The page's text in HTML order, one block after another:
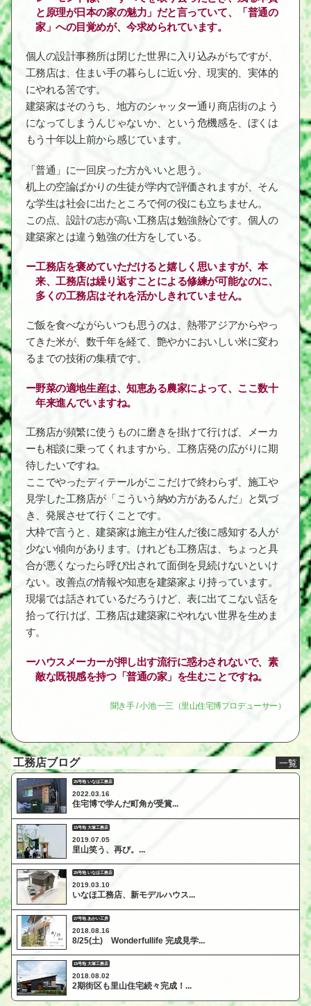
と原理が日本の家の魅力」だと言っていて、「普通の
家」への目覚めが、今求められています。
個人の設計事務所は閉じた世界に入り込みがちですが、
工務店は、住まい手の暮らしに近い分、現実的、実体的
にやれる筈です。
建築家はそのうち、地方のシャッター通り商店街のよう
になってしまうんじゃないか、という危機感を、ぼくは
もう十年以上前から感じています。
「普通」に一回戻った方がいいと思う。
机上の空論ばかりの生徒が学内で評価されますが、そん
な学生は社会に出たところで何の役にも立ちません。
この点、設計の志が高い工務店は勉強熱心です。個人の
建築家とは違う勉強の仕方をしている。
工務店を褒めていただけると嬉しく思いますが、本
来、工務店は繰り返すことによる修練が可能なのに、
多くの工務店はそれを活かしきれていません。
ご飯を食べながらいつも思うのは、熱帯アジアからやっ
てきた米が、数千年を経て、艶やかにおいしい米に変わ
るまでの技術の集積です。
野菜の適地生産は、知恵ある農家によって、ここ数十
年来進んでいますね。
工務店が頻繁に使うものに磨きを掛けて行けば、メーカ
ーも相談に乗ってくれますから、工務店発の広がりに期
待したいですね。
ここでやったディテールがここだけで終わらず、施工や
見学した工務店が「こういう納め方があるんだ」と気づ
き、発展させて行くことです。
大枠で言うと、建築家は施主が住んだ後に感知する人が
少ない傾向があります。けれども工務店は、ちょっと具
合が悪くなったら呼び出されて面倒を見続けないといけ
ない。改善点の情報や知恵を建築家より持っています。
現場では話されているだろうけど、表に出てこない話を
拾って行けば、工務店は建築家にやれない世界を生めま
す。
ハウスメーカーが押し出す流行に惑わされないで、素
敵な既視感を持つ「普通の家」を生むことですね。
聞き手 / 小池 一三（里山住宅博プロデューサー）
工務店ブログ 一覧
25号地 いなほ工務店
2022.03.16
住宅博で学んだ町角が受賞...
15号地 大塚工務店
2019.07.05
里山笑う、再び。...
25号地 いなほ工務店
2019.03.10
いなほ工務店、新モデルハウス...
27号地 あかい工房
2018.08.16
8/25(土) Wonderfullife 完成見学...
15号地 大塚工務店
2018.08.02
2期街区も里山住宅続々完成！...